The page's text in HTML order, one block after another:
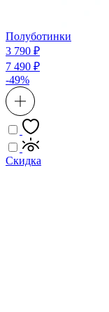
Полуботинки
3 790 ₽
7 490 ₽
-49%
Скидка